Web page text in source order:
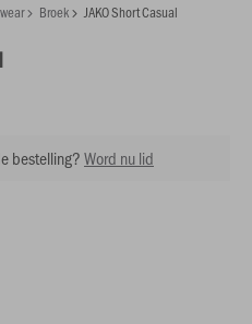
Broek JAKO Short Casual
bestelling?Word nu lid